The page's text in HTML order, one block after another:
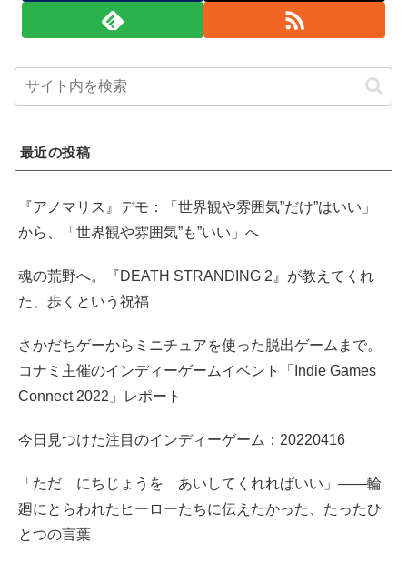
最近の投稿
『アノマリス』デモ：「世界観や雰囲気”だけ”はいい」
から、「世界観や雰囲気”も”いい」へ
魂の荒野へ。『DEATH STRANDING 2』が教えてくれ
た、歩くという祝福
さかだちゲーからミニチュアを使った脱出ゲームまで。
コナミ主催のインディーゲームイベント「Indie Games
Connect 2022」レポート
今日見つけた注目のインディーゲーム：20220416
「ただ にちじょうを あいしてくれればいい」――輪
廻にとらわれたヒーローたちに伝えたかった、たったひ
とつの言葉